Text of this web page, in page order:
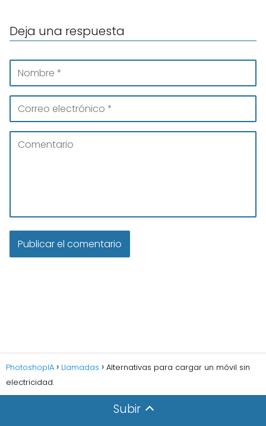
Deja una respuesta
PhotoshopIA Llamadas
Alternativas para cargar un móvil sin
electricidad.
Subir